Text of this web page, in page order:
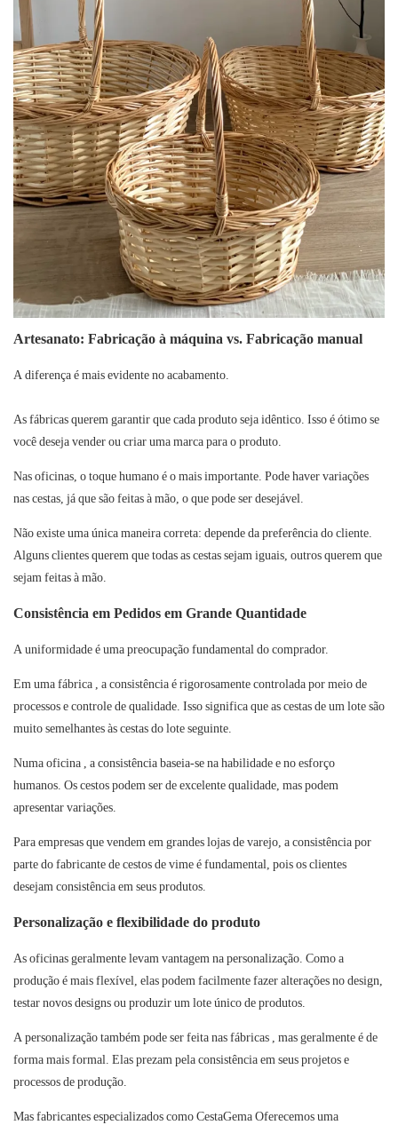
Artesanato: Fabricação à máquina vs. Fabricação manual
A diferença é mais evidente no acabamento.
As fábricasquerem garantir que cada produto seja idêntico. Isso é ótimo se
você deseja vender ou criar uma marca para o produto.
Nasoficinas, o toque humano é o mais importante. Pode haver variações
nas cestas, já que são feitas à mão, o que pode ser desejável.
Não existe uma única maneira correta: depende da preferência do cliente.
Alguns clientes querem que todas as cestas sejam iguais, outros querem que
sejam feitas à mão.
Consistência em Pedidos em Grande Quantidade
A uniformidade é uma preocupação fundamental do comprador.
Em umafábrica
, a consistência é rigorosamente controlada por meio de
processos e controle de qualidade. Isso significa que as cestas de um lote são
muito semelhantes às cestas do lote seguinte.
Numaoficina
, a consistência baseia-se na habilidade e no esforço
humanos. Os cestos podem ser de excelente qualidade, mas podem
apresentar variações.
Para empresas que vendem em grandes lojas de varejo, a consistência por
parte do fabricante de cestos de vime é fundamental, pois os clientes
desejam consistência em seus produtos.
Personalização e flexibilidade do produto
As oficinasgeralmente levam vantagem na personalização. Como a
produção é mais flexível, elas podem facilmente fazer alterações no design,
testar novos designs ou produzir um lote único de produtos.
A personalização também pode ser feita nasfábricas
, mas geralmente é de
forma mais formal. Elas prezam pela consistência em seus projetos e
processos de produção.
Mas fabricantes especializados comoCestaGemaOferecemos uma